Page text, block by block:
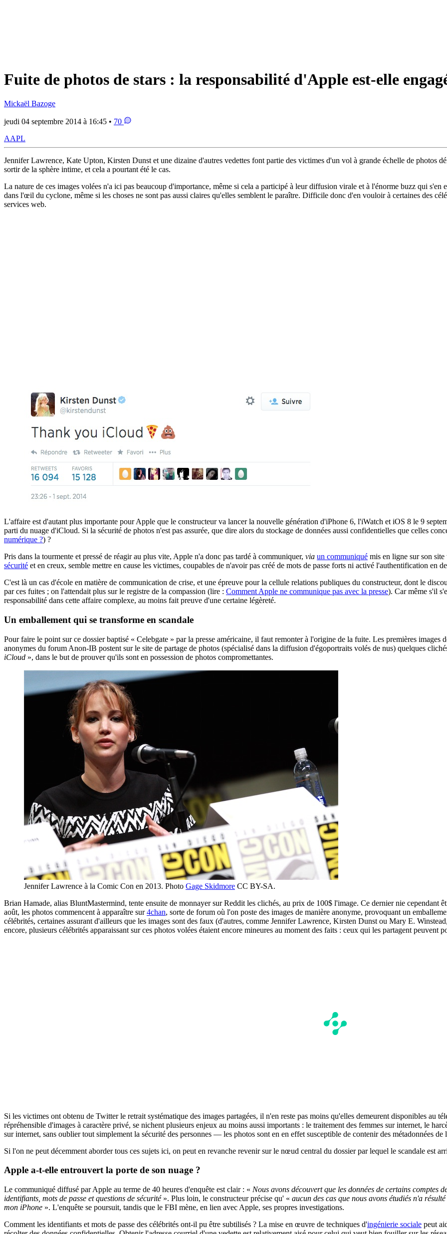
Fuite de photos de stars : la responsabilité d'Apple est-elle
Mickaël Bazoge
jeudi 04 septembre 2014 à 16:45 • 70
AAPL
Jennifer Lawrence, Kate Upton, Kirsten Dunst et une dizaine d'autres vedettes font partie des victimes d'un vol à grande échelle de photos
sortir de la sphère intime, et cela a pourtant été le cas.
La nature de ces images volées n'a ici pas beaucoup d'importance, même si cela a participé à leur diffusion virale et à l'énorme buzz qui
dans l'œil du cyclone, même si les choses ne sont pas aussi claires qu'elles semblent le paraître. Difficile donc d'en vouloir à certaines des
services web.
L'affaire est d'autant plus importante pour Apple que le constructeur va lancer la nouvelle génération d'iPhone 6, l'iWatch et iOS 8 le 9
parti du nuage d'iCloud. Si la sécurité de photos n'est pas assurée, que dire alors du stockage de données aussi confidentielles que celles
numérique ?) ?
Pris dans la tourmente et pressé de réagir au plus vite, Apple n'a donc pas tardé à communiquer, via un communiqué mis en ligne sur son
sécurité et en creux, semble mettre en cause les victimes, coupables de n'avoir pas créé de mots de passe forts ni activé l'authentification en
C'est là un cas d'école en matière de communication de crise, et une épreuve pour la cellule relations publiques du constructeur, dont le
par ces fuites ; on l'attendait plus sur le registre de la compassion (lire : Comment Apple ne communique pas avec la presse). Car même s'il
responsabilité dans cette affaire complexe, au moins fait preuve d'une certaine légèreté.
Un emballement qui se transforme en scandale
Pour faire le point sur ce dossier baptisé « Celebgate » par la presse américaine, il faut remonter à l'origine de la fuite. Les premières images
anonymes du forum Anon-IB postent sur le site de partage de photos (spécialisé dans la diffusion d'égoportraits volés de nus) quelques
iCloud », dans le but de prouver qu'ils sont en possession de photos compromettantes.
Jennifer Lawrence à la Comic Con en 2013. Photo Gage Skidmore CC BY-SA.
Brian Hamade, alias BluntMastermind, tente ensuite de monnayer sur Reddit les clichés, au prix de 100$ l'image. Ce dernier nie cependant
août, les photos commencent à apparaître sur4chan, sorte de forum où l'on poste des images de manière anonyme, provoquant un
célébrités, certaines assurant d'ailleurs que les images sont des faux (d'autres, comme Jennifer Lawrence, Kirsten Dunst ou Mary E.
encore, plusieurs célébrités apparaissant sur ces photos volées étaient encore mineures au moment des faits : ceux qui les partagent peuvent
Si les victimes ont obtenu de Twitter le retrait systématique des images partagées, il n'en reste pas moins qu'elles demeurent disponibles au
répréhensible d'images à caractère privé, se nichent plusieurs enjeux au moins aussi importants : le traitement des femmes sur internet, le
sur internet, sans oublier tout simplement la sécurité des personnes — les photos sont en en effet susceptible de contenir des métadonnées de
Si l'on ne peut décemment aborder tous ces sujets ici, on peut en revanche revenir sur le nœud central du dossier par lequel le scandale est
Apple a-t-elle entrouvert la porte de son nuage ?
Le communiqué diffusé par Apple au terme de 40 heures d'enquête est clair : « Nous avons découvert que les données de certains comptes
identifiants, mots de passe et questions de sécurité». Plus loin, le constructeur précise qu' « aucun des cas que nous avons étudiés n'a
mon iPhone ». L'enquête se poursuit, tandis que le FBI mène, en lien avec Apple, ses propres investigations.
Comment les identifiants et mots de passe des célébrités ont-il pu être subtilisés ? La mise en œuvre de techniques d'ingénierie sociale peut